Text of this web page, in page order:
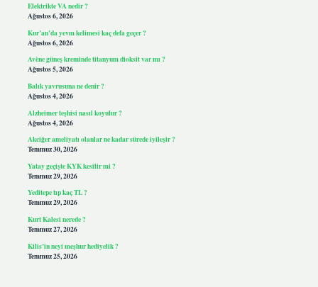
Elektrikte VA nedir ?
Ağustos 6, 2026
Kur’an’da yevm kelimesi kaç defa geçer ?
Ağustos 6, 2026
Avène güneş kreminde titanyum dioksit var mı ?
Ağustos 5, 2026
Balık yavrusuna ne denir ?
Ağustos 4, 2026
Alzheimer teşhisi nasıl koyulur ?
Ağustos 4, 2026
Akciğer ameliyatı olanlar ne kadar sürede iyileşir ?
Temmuz 30, 2026
Yatay geçişte KYK kesilir mi ?
Temmuz 29, 2026
Yeditepe tıp kaç TL ?
Temmuz 29, 2026
Kurt Kalesi nerede ?
Temmuz 27, 2026
Kilis’in neyi meşhur hediyelik ?
Temmuz 25, 2026